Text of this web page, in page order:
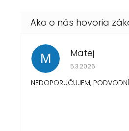
M Matej
Hodnotenie
5.3.2026
NEDOPORUČUJEM,